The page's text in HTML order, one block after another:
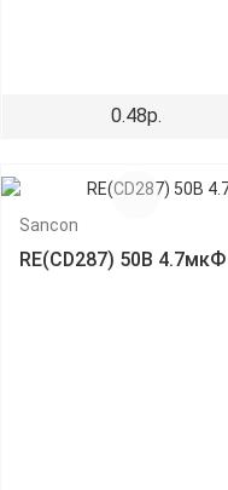
0.48р.
Sancon
RE(CD287) 50В